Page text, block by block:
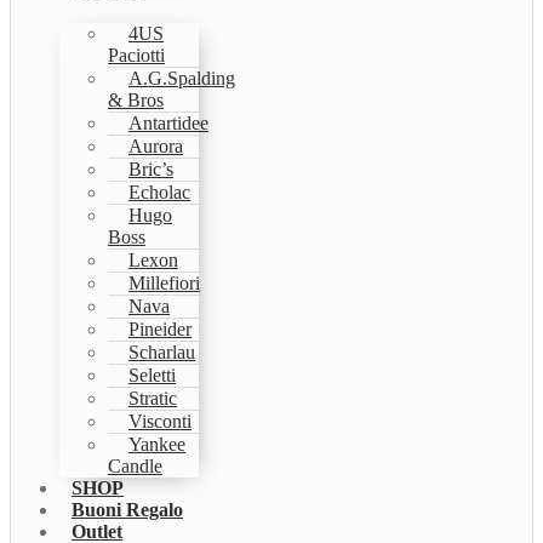
4US
Paciotti
A.G.Spalding
& Bros
Antartidee
Aurora
Bric’s
Echolac
Hugo
Boss
Lexon
Millefiori
Nava
Pineider
Scharlau
Seletti
Stratic
Visconti
Yankee
Candle
SHOP
Buoni Regalo
Outlet